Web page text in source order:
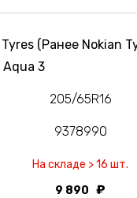
(Ранее Nokian
3
205/65R16
9378990
На складе > 16 шт.
9 890